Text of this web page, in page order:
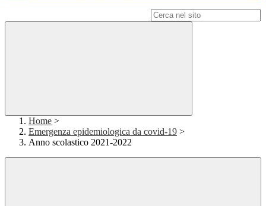
Home >
Emergenza epidemiologica da covid-19 >
Anno scolastico 2021-2022